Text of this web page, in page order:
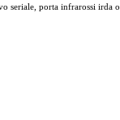
seriale, porta infrarossi irda o